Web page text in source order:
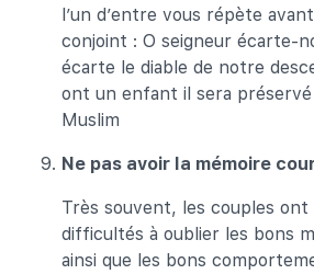
l’un d’entre vous répète
conjoint : O seigneur écarte-
écarte le diable de notre
ont un enfant il sera préservé
Muslim
Ne pas avoir la mémoire
Très souvent, les couples
difficultés à oublier les bons
ainsi que les bons